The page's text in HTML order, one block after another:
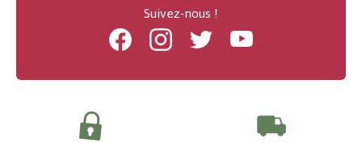
Suivez-nous !
FacebookInstagramTwitter Youtube